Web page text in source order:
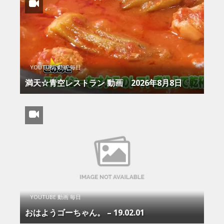
YOUTUBE 動画 毎日
満天☆青空レストラン 動画 2026年8月8日
YOUTUBE 動画 毎日
おはようゴーちゃん。 – 19.02.01